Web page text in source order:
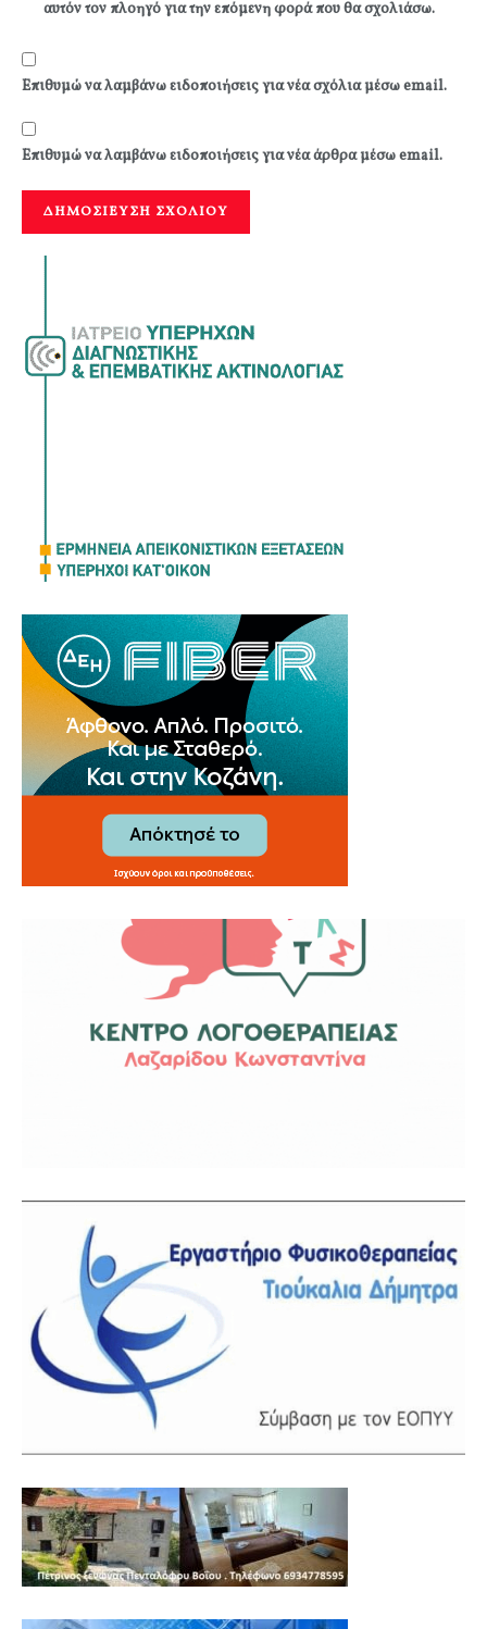
αυτόν τον πλοηγό για την επόμενη φορά που θα σχολιάσω.
Επιθυμώ να λαμβάνω ειδοποιήσεις για νέα σχόλια μέσω email.
Επιθυμώ να λαμβάνω ειδοποιήσεις για νέα άρθρα μέσω email.